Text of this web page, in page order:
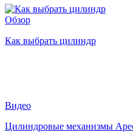
Обзор
Как выбрать цилиндр
Видео
Цилиндровые механизмы